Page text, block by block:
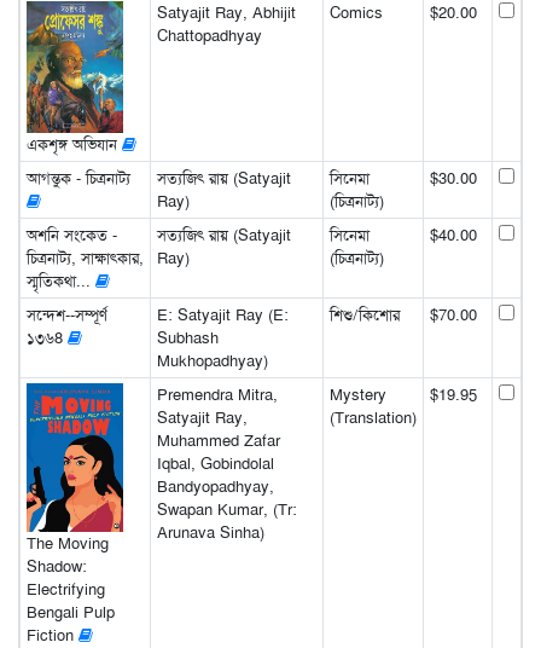
একশৃঙ্গ অভিযান
Satyajit Ray, Abhijit
Chattopadhyay
Comics $20.00
আগন্তুক - চিত্রনাট্য
সত্যজিৎ রায় (Satyajit
Ray)
সিনেমা
(চিত্রনাট্য)
$30.00
অশনি সংকেত -
চিত্রনাট্য, সাক্ষাৎকার,
স্মৃতিকথা...
সত্যজিৎ রায় (Satyajit
Ray)
সিনেমা
(চিত্রনাট্য)
$40.00
সন্দেশ--সম্পূর্ণ
১৩৬8
E: Satyajit Ray (E:
Subhash
Mukhopadhyay)
শিশু/কিশোর $70.00
The Moving
Shadow:
Electrifying
Bengali Pulp
Fiction
Premendra Mitra,
Satyajit Ray,
Muhammed Zafar
Iqbal, Gobindolal
Bandyopadhyay,
Swapan Kumar, (Tr:
Arunava Sinha)
Mystery
(Translation)
$19.95